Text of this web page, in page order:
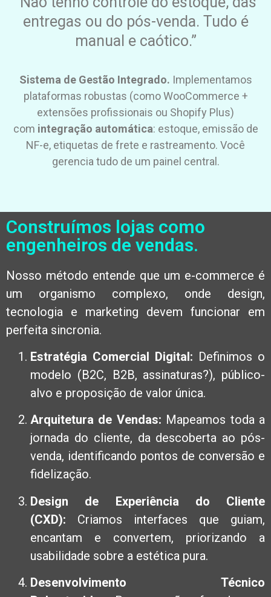
entregas ou do pós-venda. Tudo é
manual e caótico.”
Sistema de Gestão Integrado. Implementamos
plataformas robustas (como WooCommerce +
extensões profissionais ou Shopify Plus)
com integração automática: estoque, emissão de
NF-e, etiquetas de frete e rastreamento. Você
gerencia tudo de um painel central.
Construímos lojas como
engenheiros de vendas.
Nosso método entende que um e-commerce é
um organismo complexo, onde design,
tecnologia e marketing devem funcionar em
perfeita sincronia.
Estratégia Comercial Digital: Definimos o
modelo (B2C, B2B, assinaturas?), público-
alvo e proposição de valor única.
Arquitetura de Vendas: Mapeamos toda a
jornada do cliente, da descoberta ao pós-
venda, identificando pontos de conversão e
fidelização.
Design de Experiência do Cliente
(CXD): Criamos interfaces que guiam,
encantam e convertem, priorizando a
usabilidade sobre a estética pura.
Desenvolvimento Técnico